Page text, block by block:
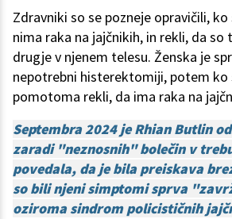
Zdravniki so se pozneje opravičili,
nima raka na jajčnikih, in rekli, da
drugje v njenem telesu. Ženska je
nepotrebni histerektomiji, potem ko
pomotoma rekli, da ima raka na
Septembra 2024 je Rhian Butlin
zaradi "neznosnih" bolečin v
povedala, da je bila preiskava
so bili njeni simptomi sprva
oziroma sindrom policističnih